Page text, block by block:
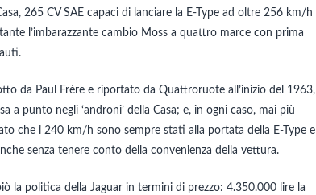
265 CV SAE capaci di lanciare la E-Type ad oltre 256 km/h
l’imbarazzante cambio Moss a quattro marce con prima
da Paul Frère e riportato da Quattroruote all’inizio del 1963,
punto negli ‘androni’ della Casa; e, in ogni caso, mai più
che i 240 km/h sono sempre stati alla portata della E-Type e
senza tenere conto della convenienza della vettura.
la politica della Jaguar in termini di prezzo: 4.350.000 lire la